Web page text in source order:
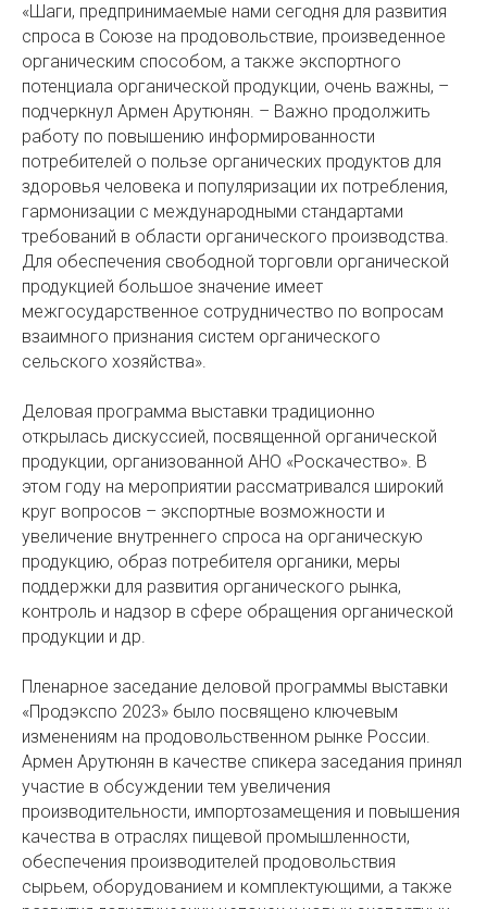
«Шаги, предпринимаемые нами сегодня для развития
спроса в Союзе на продовольствие, произведенное
органическим способом, а также экспортного
потенциала органической продукции, очень важны, –
подчеркнул Армен Арутюнян. – Важно продолжить
работу по повышению информированности
потребителей о пользе органических продуктов для
здоровья человека и популяризации их потребления,
гармонизации с международными стандартами
требований в области органического производства.
Для обеспечения свободной торговли органической
продукцией большое значение имеет
межгосударственное сотрудничество по вопросам
взаимного признания систем органического
сельского хозяйства».
Деловая программа выставки традиционно
открылась дискуссией, посвященной органической
продукции, организованной АНО «Роскачество». В
этом году на мероприятии рассматривался широкий
круг вопросов – экспортные возможности и
увеличение внутреннего спроса на органическую
продукцию, образ потребителя органики, меры
поддержки для развития органического рынка,
контроль и надзор в сфере обращения органической
продукции и др.
Пленарное заседание деловой программы выставки
«Продэкспо 2023» было посвящено ключевым
изменениям на продовольственном рынке России.
Армен Арутюнян в качестве спикера заседания принял
участие в обсуждении тем увеличения
производительности, импортозамещения и повышения
качества в отраслях пищевой промышленности,
обеспечения производителей продовольствия
сырьем, оборудованием и комплектующими, а также